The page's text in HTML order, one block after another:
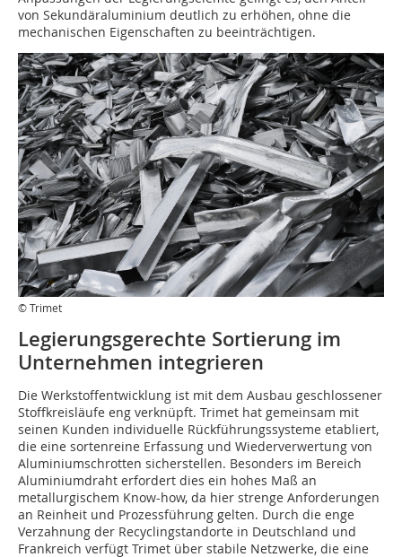
von Sekundäraluminium deutlich zu erhöhen, ohne die
mechanischen Eigenschaften zu beeinträchtigen.
© Trimet
Legierungsgerechte Sortierung im
Unternehmen integrieren
Die Werkstoffentwicklung ist mit dem Ausbau geschlossener
Stoffkreisläufe eng verknüpft. Trimet hat gemeinsam mit
seinen Kunden individuelle Rückführungssysteme etabliert,
die eine sortenreine Erfassung und Wiederverwertung von
Aluminiumschrotten sicherstellen. Besonders im Bereich
Aluminiumdraht erfordert dies ein hohes Maß an
metallurgischem Know-how, da hier strenge Anforderungen
an Reinheit und Prozessführung gelten. Durch die enge
Verzahnung der Recyclingstandorte in Deutschland und
Frankreich verfügt Trimet über stabile Netzwerke, die eine